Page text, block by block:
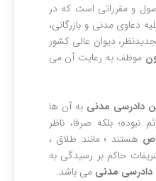
و مقرراتي است كه در
دعاوي مدني و بازرگاني،
ديوان عالي كشور
موظف به رعايت آن مي
دادرسی مدنی به آن ها
بلکه صرفا، ناظر
هستند ؛ مانند طلاق ،
حاکم بر رسیدگی به
دادرسی مدنی می باشد.